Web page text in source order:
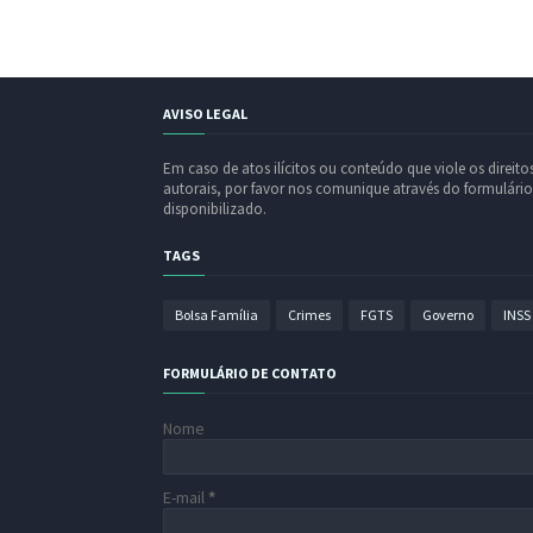
AVISO LEGAL
Em caso de atos ilícitos ou conteúdo que viole os
autorais, por favor nos comunique através do formulário
disponibilizado.
TAGS
Bolsa Família Crimes FGTS Governo INSS
FORMULÁRIO DE CONTATO
Nome
E-mail *